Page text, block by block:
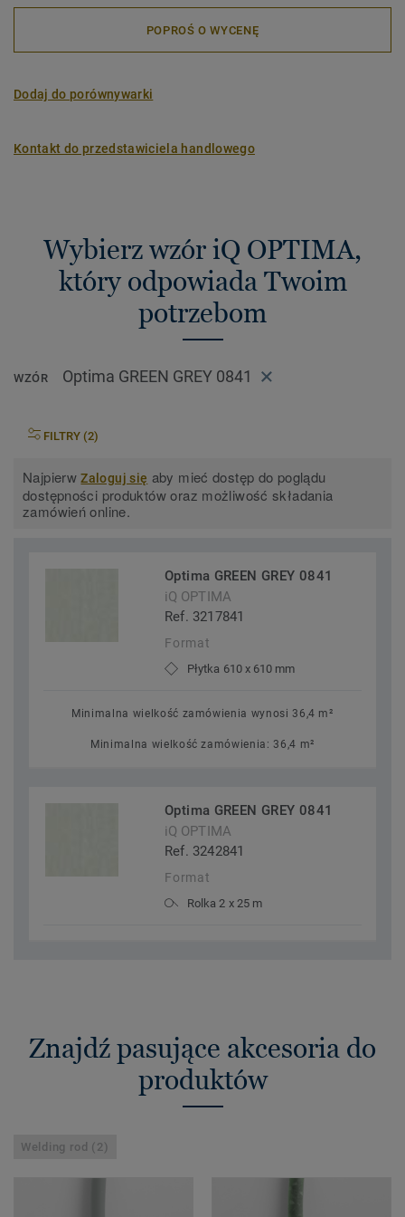
POPROŚ O WYCENĘ
Dodaj do porównywarki
Kontakt do przedstawiciela handlowego
Wybierz wzór iQ OPTIMA,
który odpowiada Twoim
potrzebom
WZÓR Optima GREEN GREY 0841
FILTRY (2)
NajpierwZaloguj się aby mieć dostęp do poglądu
dostępności produktów oraz możliwość składania
zamówień online.
Optima GREEN GREY 0841
iQ OPTIMA
Ref. 3217841
Format
Płytka 610 x 610 mm
Minimalna wielkość zamówienia wynosi 36,4 m²
Minimalna wielkość zamówienia: 36,4 m²
Optima GREEN GREY 0841
iQ OPTIMA
Ref. 3242841
Format
Rolka 2 x 25 m
Znajdź pasujące akcesoria do
produktów
Welding rod (2)